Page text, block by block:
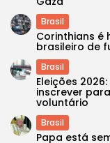
Brasil
Corinthians é
brasileiro de
Brasil
Eleições
inscrever
voluntário
Brasil
Papa está